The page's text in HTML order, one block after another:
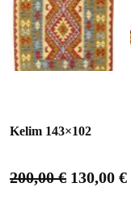
Kelim 143×102
200,00€ 130,00 €